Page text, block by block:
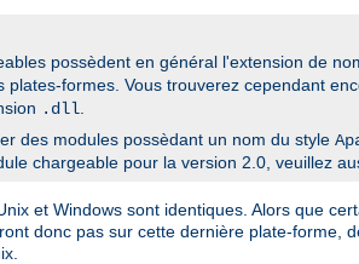
possèdent en général l'extension de
plates-formes. Vous trouverez cependant
.dll
des modules possèdant un nom du style
chargeable pour la version 2.0, veuillez
et Windows sont identiques. Alors que
donc pas sur cette dernière plate-forme,